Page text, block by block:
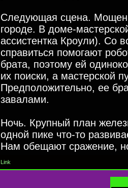
Следующая сцена.
городе. В доме-
ассистентка Кроули). Со
справиться помогают
брата, поэтому ей
их поиски, а мастерской
Предположительно, ее
завалами.
Ночь. Крупный план
одной пике что-то
Нам обещают сражение,
Link